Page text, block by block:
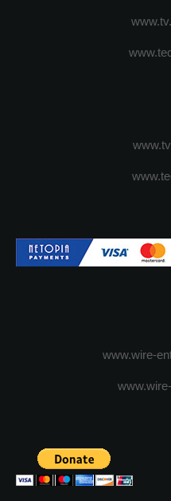
www.wire-